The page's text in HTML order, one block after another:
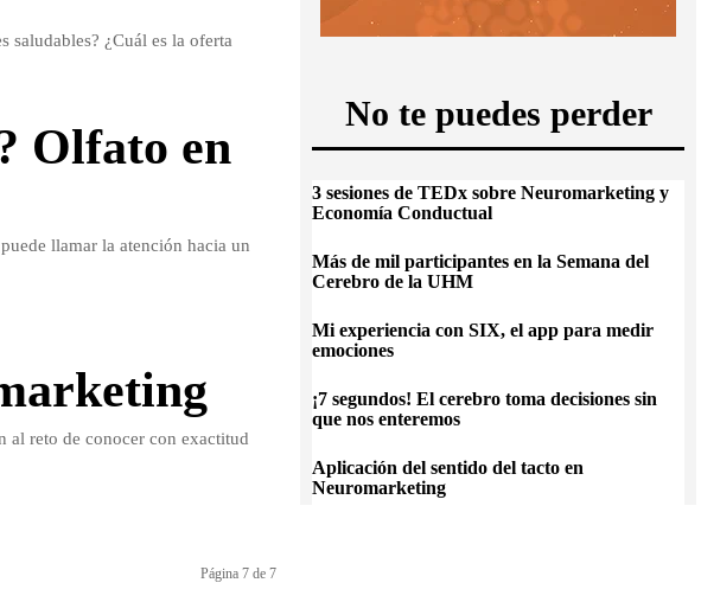
saludables? ¿Cuál es la oferta
Olfato en
llamar la atención hacia un
al reto de conocer con exactitud
Página 7 de 7
No te puedes perder
3 sesiones de TEDx sobre Neuromarketing y
Economía Conductual
Más de mil participantes en la Semana del
Cerebro de la UHM
Mi experiencia con SIX, el app para medir
emociones
¡7 segundos! El cerebro toma decisiones sin
que nos enteremos
Aplicación del sentido del tacto en
Neuromarketing